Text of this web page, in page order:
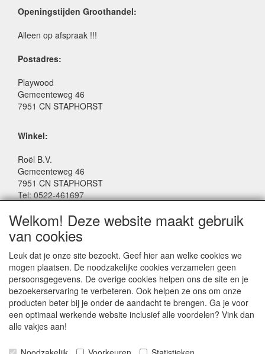
Openingstijden Groothandel:
Alleen op afspraak !!!
Postadres:
Playwood
Gemeenteweg 46
7951 CN STAPHORST
Winkel:
Roël B.V.
Gemeenteweg 46
7951 CN STAPHORST
Tel: 0522-461697
Facebook: www.facebook.com/roelspeelgoed
Openingstijden Winkel:
Maandag t/m Vrijdag: 9:00 - 17:30
Zaterdag: 9:00 - 17:00
Donderdagavond koopavond: 19:00 - 21:00
SERVICE
Welkom! Deze website maakt gebruik
van cookies
Leuk dat je onze site bezoekt. Geef hier aan welke cookies we
mogen plaatsen. De noodzakelijke cookies verzamelen geen
persoonsgegevens. De overige cookies helpen ons de site en je
bezoekerservaring te verbeteren. Ook helpen ze ons om onze
producten beter bij je onder de aandacht te brengen. Ga je voor
een optimaal werkende website inclusief alle voordelen? Vink dan
alle vakjes aan!